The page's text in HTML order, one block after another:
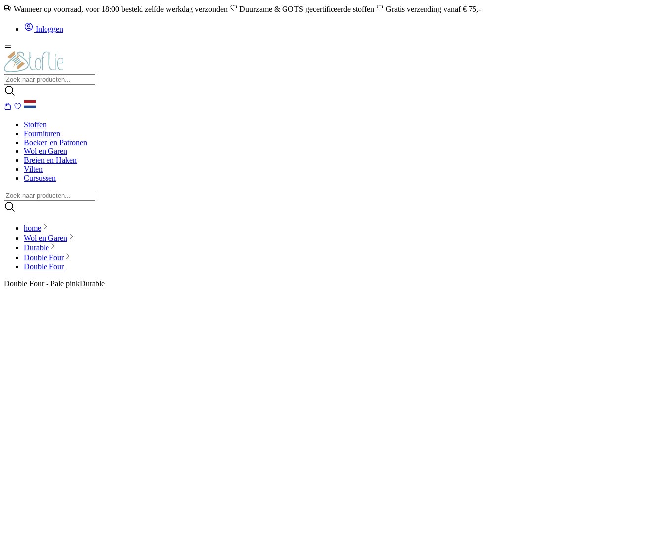
Wanneer op voorraad, voor 18:00 besteld zelfde werkdag verzonden Duurzame & GOTS gecertificeerde stoffen Gratis verzending vanaf € 75,-
Inloggen
Stoffen
Fournituren
Boeken en Patronen
Wol en Garen
Breien en Haken
Vilten
Cursussen
home
Wol en Garen
Durable
Double Four
Double Four
Double Four - Pale pinkDurable